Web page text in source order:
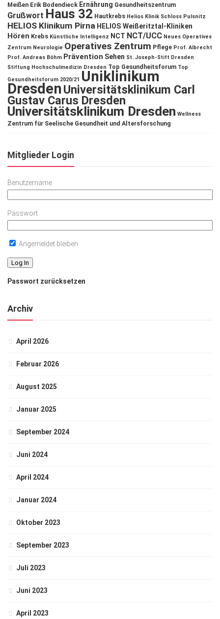
Meißen Erik Bodendieck Ernährung Gesundheitszentrum
Grußwort Haus 32 Hautkrebs Helios Klinik Schloss Pulsnitz
HELIOS Klinikum Pirna HELIOS Weißeritztal-Kliniken
Hören Krebs Künstliche Intelligenz NCT NCT/UCC Neues Operatives
Zentrum Neurologie Operatives Zentrum Pflege Prof. Albrecht
Prof. Andreas Böhm Prävention Sehen St. Joseph-Stift Dresden
Stiftung Hochschulmedizin Dresden Top Gesundheitsforum Top
Gesundheitsforum 2020/21 Uniklinikum
DresdenUniversitätsklinikum Carl
Gustav Carus Dresden
Universitätsklinikum Dresden Wellness
Zentrum für Seelische Gesundheit und Altersforschung
Mitglieder Login
Benutzername
Passwort
Angemeldet bleiben
Passwort zurücksetzen
Archiv
April 2026
Februar 2026
August 2025
Januar 2025
September 2024
Juni 2024
April 2024
Januar 2024
Oktober 2023
September 2023
Juli 2023
Juni 2023
April 2023